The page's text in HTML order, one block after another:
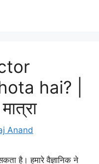
hai? |
Anand
है। हमारे वैज्ञानिक ने